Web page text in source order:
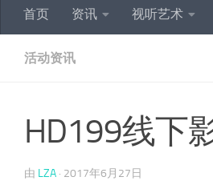
首页 资讯 视听艺术
活动资讯
HD199线下
由 LZA · 2017年6月27日